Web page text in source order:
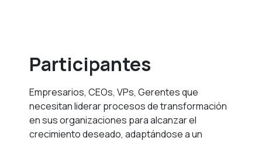
Participantes
Empresarios, CEOs, VPs, Gerentes que
necesitan liderar procesos de transformación
en sus organizaciones para alcanzar el
crecimiento deseado, adaptándose a un